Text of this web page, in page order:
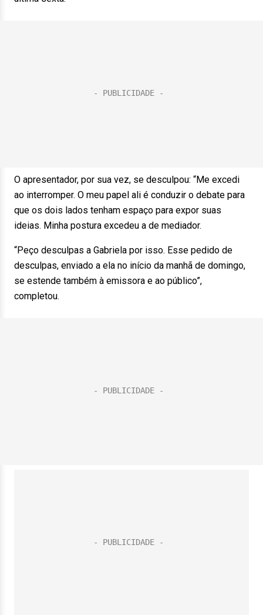
O apresentador, por sua vez, se desculpou: “Me excedi
ao interromper. O meu papel ali é conduzir o debate para
que os dois lados tenham espaço para expor suas
ideias. Minha postura excedeu a de mediador.
“Peço desculpas a Gabriela por isso. Esse pedido de
desculpas, enviado a ela no início da manhã de domingo,
se estende também à emissora e ao público”,
completou.